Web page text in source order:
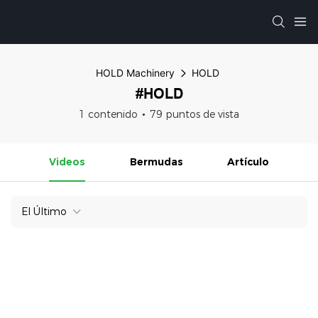
HOLD Machinery HOLD
#HOLD
1 contenido 79 puntos de vista
Videos Bermudas Artículo
El Último